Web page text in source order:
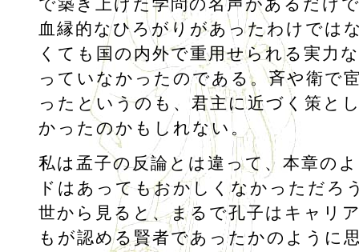
で築き上げた学問の名声があるだけ
血縁的なひろがりがあったわけでは
くても国の内外で重用せられる実力
っていなかったのである。斉や衛で
ったというのも、君主に近づく策と
かったのかもしれない。
私は孟子の反論とは違って、本章の
ドはあってもおかしくなかっただろ
世から見ると、まるで孔子はキャリ
もが認める賢者であったかのように